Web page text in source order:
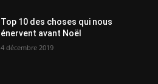
Top 10 des choses qui nous
énervent avant Noël
4 décembre 2019